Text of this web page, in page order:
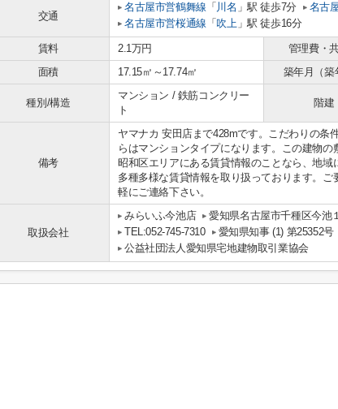
交通
名古屋市営鶴舞線 「 川名 」駅 徒歩7分 名古
名古屋市営桜通線 「 吹上」駅 徒歩16分
賃料 2.1万円 管理費・
面積
17.15㎡～17.74㎡ 築年月（築
種別/構造
マンション / 鉄筋コンクリー
ト
階建
備考
ヤマナカ 安田店まで428mです。こだわりの条
らはマンションタイプになります。この建物
昭和区エリアにある賃貸情報のことなら、地域
多種多様な賃貸情報を取り扱っております。
軽にご連絡下さい。
取扱会社
みらいふ今池店
愛知県名古屋市千種区今池
TEL:052-745-7310
愛知県知事 (1) 第25352号
公益社団法人愛知県宅地建物取引業協会